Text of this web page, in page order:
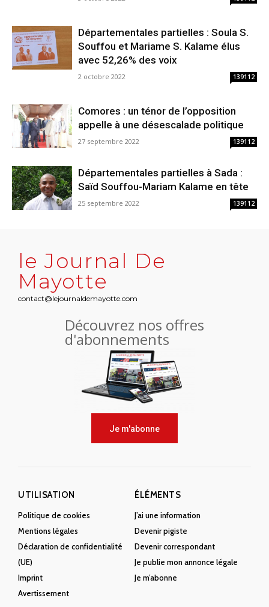
Départementales partielles : Soula S.
Souffou et Mariame S. Kalame élus
avec 52,26% des voix
2 octobre 2022 139112
Comores : un ténor de l’opposition
appelle à une désescalade politique
27 septembre 2022 139112
Départementales partielles à Sada :
Saïd Souffou-Mariam Kalame en tête
25 septembre 2022 139112
le Journal De
Mayotte
contact@lejournaldemayotte.com
Découvrez nos offres
d'abonnements
Je m'abonne
UTILISATION
Politique de cookies
Mentions légales
Déclaration de confidentialité
(UE)
Imprint
Avertissement
ÉLÉMENTS
J’ai une information
Devenir pigiste
Devenir correspondant
Je publie mon annonce légale
Je m’abonne